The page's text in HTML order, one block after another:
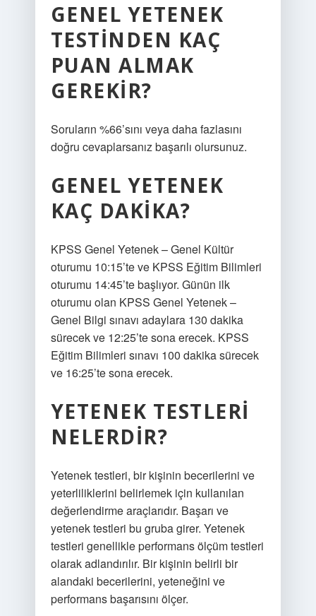
GENEL YETENEK
TESTINDEN KAÇ
PUAN ALMAK
GEREKIR?
Soruların %66’sını veya daha fazlasını
doğru cevaplarsanız başarılı olursunuz.
GENEL YETENEK
KAÇ DAKIKA?
KPSS Genel Yetenek – Genel Kültür
oturumu 10:15’te ve KPSS Eğitim Bilimleri
oturumu 14:45’te başlıyor. Günün ilk
oturumu olan KPSS Genel Yetenek –
Genel Bilgi sınavı adaylara 130 dakika
sürecek ve 12:25’te sona erecek. KPSS
Eğitim Bilimleri sınavı 100 dakika sürecek
ve 16:25’te sona erecek.
YETENEK TESTLERI
NELERDIR?
Yetenek testleri, bir kişinin becerilerini ve
yeterliliklerini belirlemek için kullanılan
değerlendirme araçlarıdır. Başarı ve
yetenek testleri bu gruba girer. Yetenek
testleri genellikle performans ölçüm testleri
olarak adlandırılır. Bir kişinin belirli bir
alandaki becerilerini, yeteneğini ve
performans başarısını ölçer.